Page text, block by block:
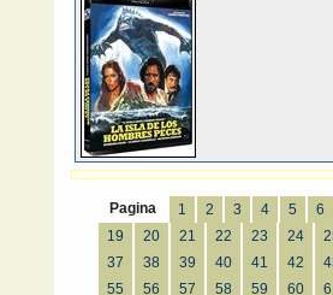
Pagina 1 2 3 4 5
6
19
20 21 22 23 24
37
38 39 40 41 42
55
56 57 58 59 60